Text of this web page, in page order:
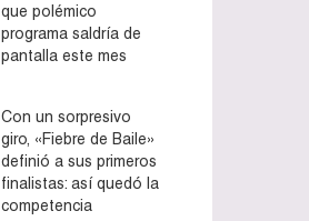
que polémico
programa saldría de
pantalla este mes
Con un sorpresivo
giro, «Fiebre de Baile»
definió a sus primeros
finalistas: así quedó la
competencia